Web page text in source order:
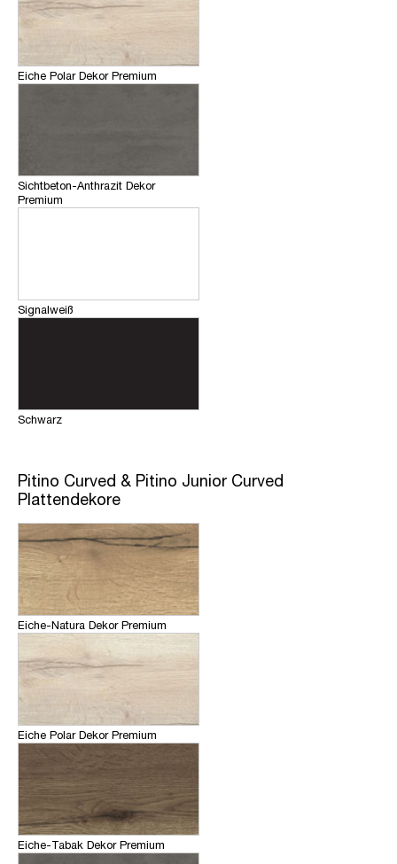
Eiche Polar Dekor Premium
Sichtbeton-Anthrazit Dekor
Premium
Signalweiß
Schwarz
Pitino Curved & Pitino Junior Curved
Plattendekore
Eiche-Natura Dekor Premium
Eiche Polar Dekor Premium
Eiche-Tabak Dekor Premium